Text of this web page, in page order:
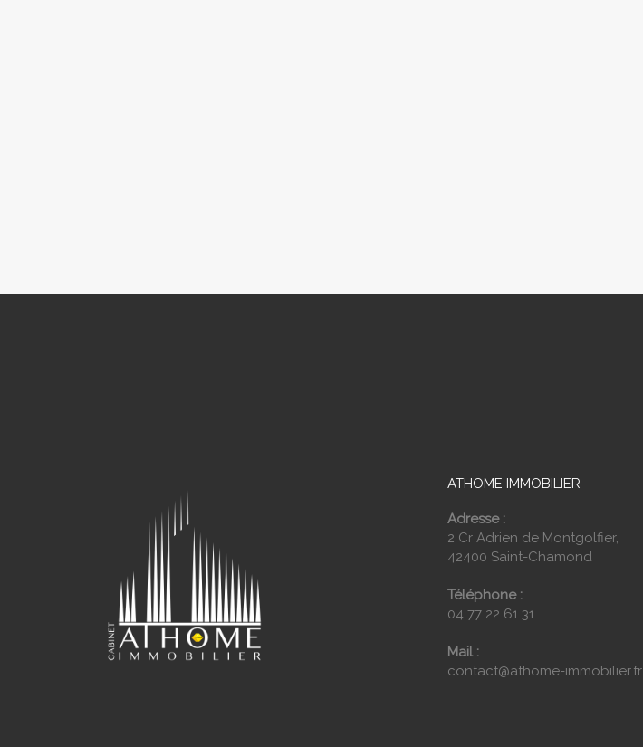
ATHOME IMMOBILIER
Adresse :
2 Cr Adrien de Montgolfier,
42400 Saint-Chamond
Téléphone :
04 77 22 61 31
Mail :
contact@athome-immobilier.fr